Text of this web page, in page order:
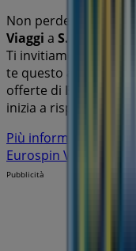
Non perdere
Viaggi a S.S. 186
per
Ti invitiamo a
te questo
e
offerte di Eurospin
inizia a risparmiare
Più informazioni su
Eurospin Viaggi in
Pubblicità